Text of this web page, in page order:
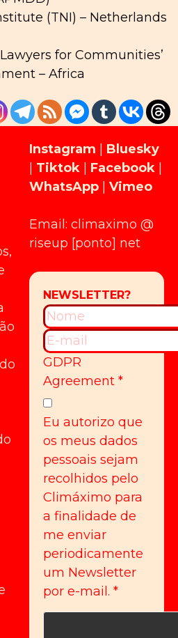
(TNI) – Netherlands
for Communities’
– Africa
Instagram
Bluesky
Tiktok Facebook
WhatsApp
Vimeo
Email: climaximo @
riseup [ponto] net
GDPR
Agreement *
Eu autorizo que
os meus dados
pessoais sejam
recolhidos pelo
Climáximo para
a finalidade de
me enviar
periodicamente
um Newsletter
por e-mail. *